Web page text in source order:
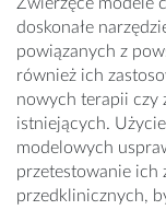
Zwierzęce modele
doskonałe
powiązanych z
również ich
nowych terapii czy
istniejących.
modelowych
przetestowanie ich
przedklinicznych,